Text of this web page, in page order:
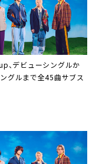
、デビューシングルか
グルまで全45曲サブス